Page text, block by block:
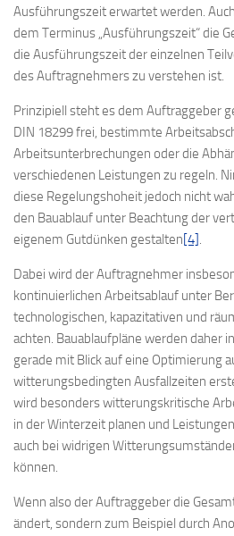
Ausführungszeit erwartet werden.
dem Terminus „Ausführungszeit“ die
die Ausführungszeit der einzelnen
des Auftragnehmers zu verstehen ist.
Prinzipiell steht es dem Auftraggeber
DIN 18299 frei, bestimmte
Arbeitsunterbrechungen oder die
verschiedenen Leistungen zu regeln.
diese Regelungshoheit jedoch nicht
den Bauablauf unter Beachtung der
eigenem Gutdünken gestalten [4] .
Dabei wird der Auftragnehmer
kontinuierlichen Arbeitsablauf unter
technologischen, kapazitativen und
achten. Bauablaufpläne werden daher
gerade mit Blick auf eine Optimierung
witterungsbedingten Ausfallzeiten
wird besonders witterungskritische
in der Winterzeit planen und
auch bei widrigen
können.
Wenn also der Auftraggeber die
ändert, sondern zum Beispiel durch